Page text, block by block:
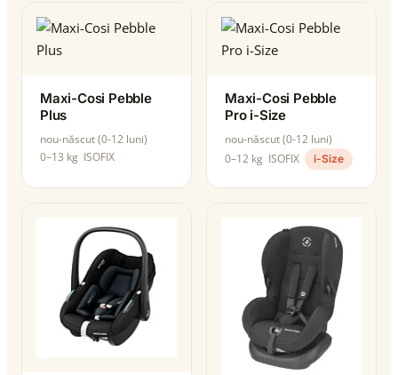
Maxi-Cosi Pebble
Plus
nou-născut (0-12 luni)
0–13 kg ISOFIX
Maxi-Cosi Pebble
Pro i-Size
nou-născut (0-12 luni)
0–12 kg ISOFIX i-Size